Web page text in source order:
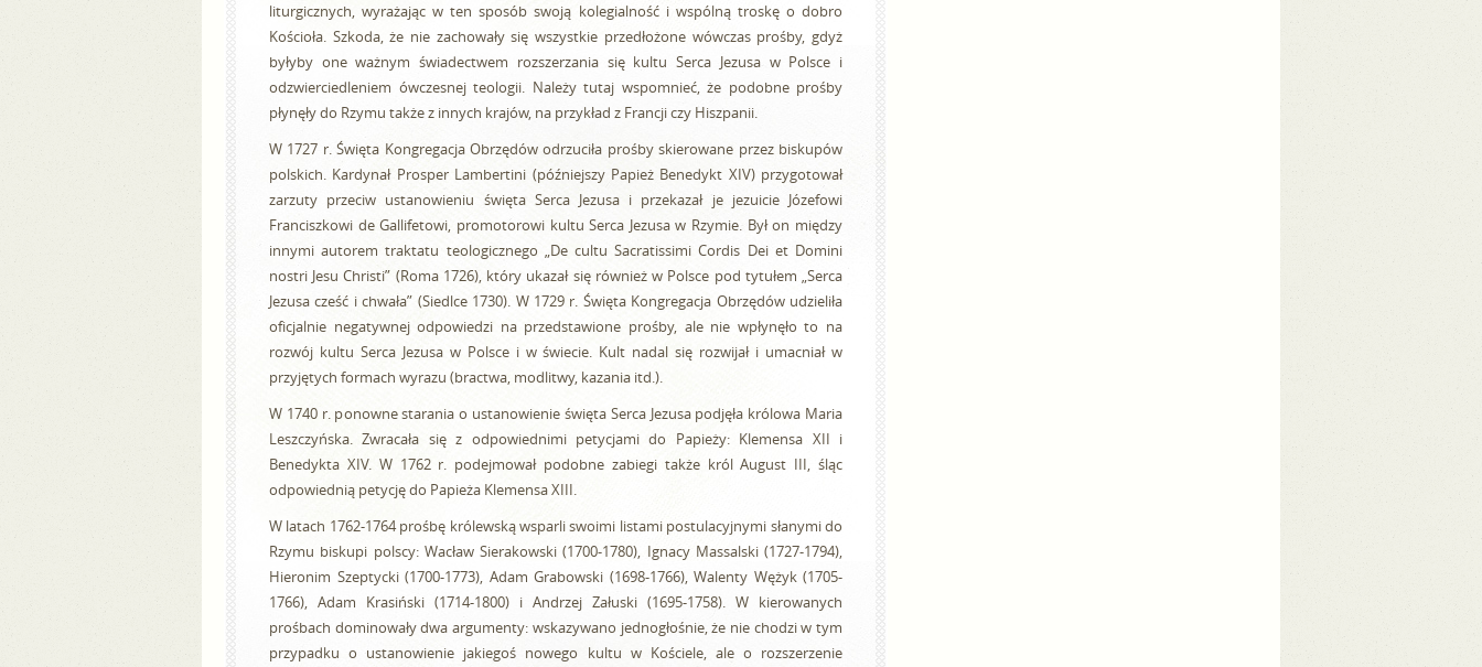
liturgicznych, wyrażając w ten sposób swoją kolegialność i wspólną troskę o dobro
Kościoła. Szkoda, że nie zachowały się wszystkie przedłożone wówczas prośby, gdyż
byłyby one ważnym świadectwem rozszerzania się kultu Serca Jezusa w Polsce i
odzwierciedleniem ówczesnej teologii. Należy tutaj wspomnieć, że podobne prośby
płynęły do Rzymu także z innych krajów, na przykład z Francji czy Hiszpanii.
W 1727 r. Święta Kongregacja Obrzędów odrzuciła prośby skierowane przez biskupów
polskich. Kardynał Prosper Lambertini (późniejszy Papież Benedykt XIV) przygotował
zarzuty przeciw ustanowieniu święta Serca Jezusa i przekazał je jezuicie Józefowi
Franciszkowi de Gallifetowi, promotorowi kultu Serca Jezusa w Rzymie. Był on między
innymi autorem traktatu teologicznego „De cultu Sacratissimi Cordis Dei et Domini
nostri Jesu Christi” (Roma 1726), który ukazał się również w Polsce pod tytułem „Serca
Jezusa cześć i chwała” (Siedlce 1730). W 1729 r. Święta Kongregacja Obrzędów udzieliła
oficjalnie negatywnej odpowiedzi na przedstawione prośby, ale nie wpłynęło to na
rozwój kultu Serca Jezusa w Polsce i w świecie. Kult nadal się rozwijał i umacniał w
przyjętych formach wyrazu (bractwa, modlitwy, kazania itd.).
W 1740 r. ponowne starania o ustanowienie święta Serca Jezusa podjęła królowa Maria
Leszczyńska. Zwracała się z odpowiednimi petycjami do Papieży: Klemensa XII i
Benedykta XIV. W 1762 r. podejmował podobne zabiegi także król August III, śląc
odpowiednią petycję do Papieża Klemensa XIII.
W latach 1762-1764 prośbę królewską wsparli swoimi listami postulacyjnymi słanymi do
Rzymu biskupi polscy: Wacław Sierakowski (1700-1780), Ignacy Massalski (1727-1794),
Hieronim Szeptycki (1700-1773), Adam Grabowski (1698-1766), Walenty Wężyk (1705-
1766), Adam Krasiński (1714-1800) i Andrzej Załuski (1695-1758). W kierowanych
prośbach dominowały dwa argumenty: wskazywano jednogłośnie, że nie chodzi w tym
przypadku o ustanowienie jakiegoś nowego kultu w Kościele, ale o rozszerzenie